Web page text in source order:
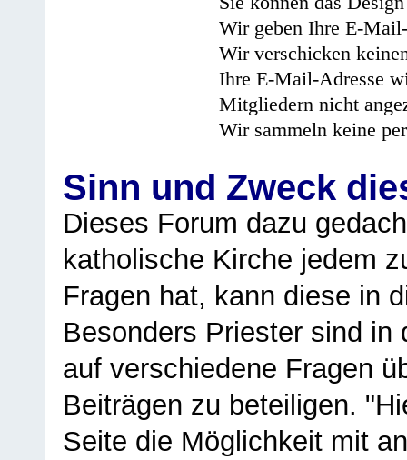
Wir geben Ihre E-
Wir verschicken
Ihre E-Mail-Adresse
Mitgliedern nicht
Wir sammeln keine
Sinn und Zweck
Dieses Forum dazu
katholische Kirche jedem
Fragen hat, kann diese in
Besonders Priester sind in
auf verschiedene Fragen
Beiträgen zu beteiligen.
Seite die Möglichkeit mit